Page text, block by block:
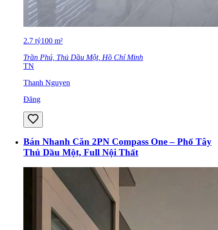
2.7 tỷ100 m²
Trần Phú, Thủ Dầu Một, Hồ Chí Minh
TN
Thanh Nguyen
Đăng
Bán Nhanh Căn 2PN Compass One – Phố Tây
Thủ Dầu Một, Full Nội Thất